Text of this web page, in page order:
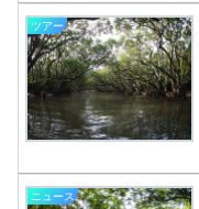
ツアー
ニュース